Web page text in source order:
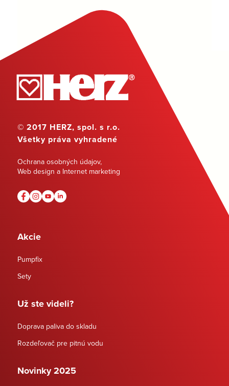
© 2017 HERZ, spol. s r.o.
Všetky práva vyhradené
Ochrana osobných údajov,
Web design a Internet marketing
Akcie
Pumpfix
Sety
Už ste videli?
Doprava paliva do skladu
Rozdeľovač pre pitnú vodu
Novinky 2025